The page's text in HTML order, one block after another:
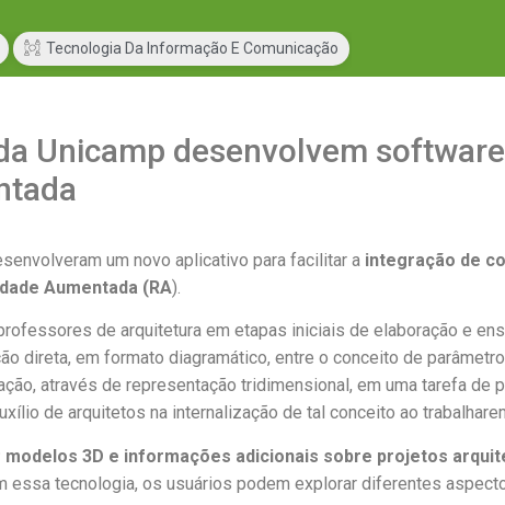
Tecnologia Da Informação E Comunicação
Unicamp desenvolvem
um novo aplicativo para facilitar a integração de
Aumentada (RA).
de arquitetura em etapas iniciais de elaboração e
direta, em formato diagramático, entre o conceito de
através de representação tridimensional, em uma tarefa de
de arquitetos na internalização de tal conceito ao
modelos 3D e informações adicionais sobre projetos
essa tecnologia, os usuários podem explorar diferentes